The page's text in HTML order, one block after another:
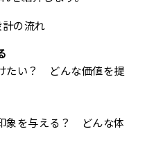
の流れ
い？ どんな価値を提
を与える？ どんな体